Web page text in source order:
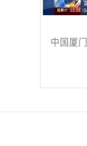
中国厦